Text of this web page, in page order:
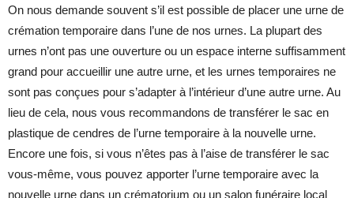
On nous demande souvent s’il est possible de placer une urne de
crémation temporaire dans l’une de nos urnes. La plupart des
urnes n’ont pas une ouverture ou un espace interne suffisamment
grand pour accueillir une autre urne, et les urnes temporaires ne
sont pas conçues pour s’adapter à l’intérieur d’une autre urne. Au
lieu de cela, nous vous recommandons de transférer le sac en
plastique de cendres de l’urne temporaire à la nouvelle urne.
Encore une fois, si vous n’êtes pas à l’aise de transférer le sac
vous-même, vous pouvez apporter l’urne temporaire avec la
nouvelle urne dans un crématorium ou un salon funéraire local